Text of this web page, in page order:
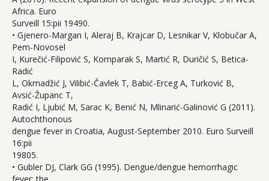
Africa. Euro
Surveill 15:pii 19490.
• Gjenero-Margan I, Aleraj B, Krajcar D, Lesnikar V, Klobučar A,
Pem-Novosel
I, Kurečić-Filipović S, Komparak S, Martić R, Duričić S, Betica-
Radić
L, Okmadžić J, Vilibić-Čavlek T, Babić-Erceg A, Turković B,
Avsić-Županc T,
Radić I, Ljubić M, Sarac K, Benić N, Mlinarić-Galinović G (2011).
Autochthonous
dengue fever in Croatia, August-September 2010. Euro Surveill
16:pii
19805.
• Gubler DJ, Clark GG (1995). Dengue/dengue hemorrhagic